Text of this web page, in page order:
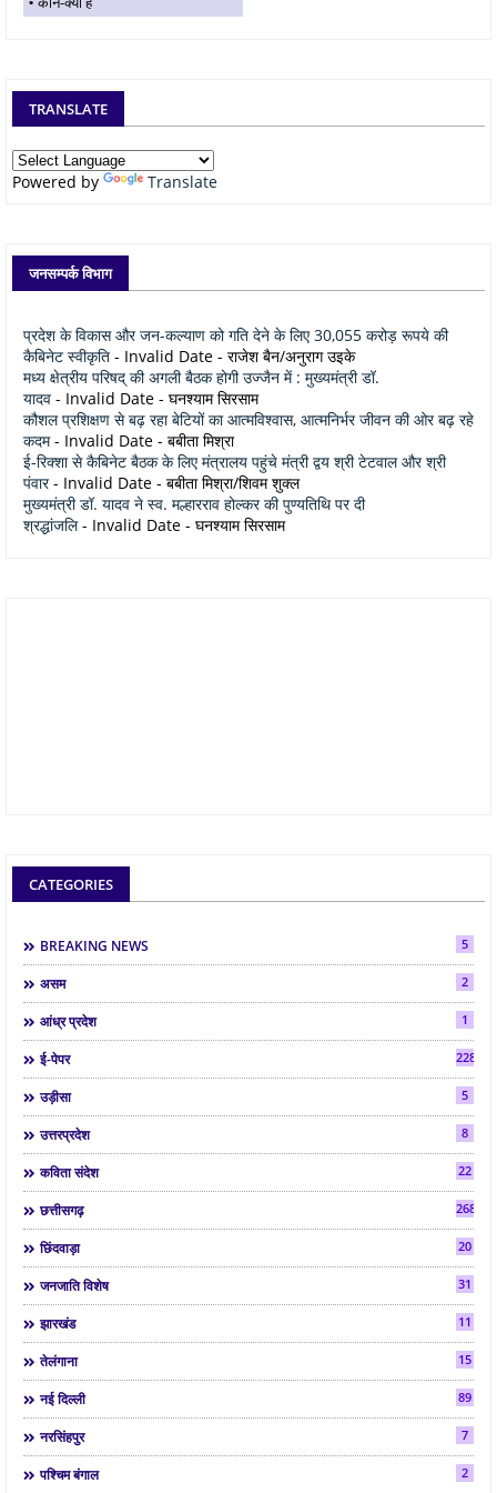
TRANSLATE
Powered by Translate
जनसम्पर्क विभाग
प्रदेश के विकास और जन-कल्याण को गति देने के लिए 30,055 करोड़ रूपये की
कैबिनेट स्वीकृति - Invalid Date - राजेश बैन/अनुराग उइके
मध्य क्षेत्रीय परिषद् की अगली बैठक होगी उज्जैन में : मुख्यमंत्री डॉ.
यादव - Invalid Date - घनश्याम सिरसाम
कौशल प्रशिक्षण से बढ़ रहा बेटियों का आत्मविश्वास, आत्मनिर्भर जीवन की ओर बढ़ रहे
कदम- Invalid Date - बबीता मिश्रा
ई-रिक्शा से कैबिनेट बैठक के लिए मंत्रालय पहुंचे मंत्री द्वय श्री टेटवाल और श्री
पंवार- Invalid Date - बबीता मिश्रा/शिवम शुक्ल
मुख्यमंत्री डॉ. यादव ने स्व. मल्हारराव होल्कर की पुण्यतिथि पर दी
श्रद्धांजलि- Invalid Date - घनश्याम सिरसाम
CATEGORIES
BREAKING NEWS 5
असम 2
आंध्र प्रदेश 1
ई-पेपर 2286
उड़ीसा 5
उत्तरप्रदेश 8
कविता संदेश 22
छत्तीसगढ़ 268
छिंदवाड़ा 20
जनजाति विशेष 31
झारखंड 11
तेलंगाना 15
नई दिल्ली 89
नरसिंहपुर 7
पश्चिम बंगाल 2